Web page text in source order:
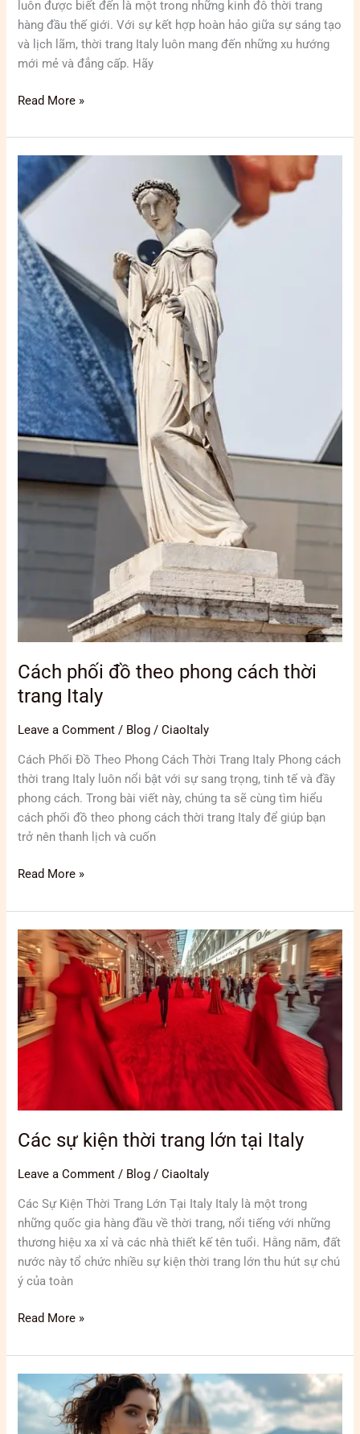
luôn được biết đến là một trong những kinh đô thời trang
hàng đầu thế giới. Với sự kết hợp hoàn hảo giữa sự sáng tạo
và lịch lãm, thời trang Italy luôn mang đến những xu hướng
mới mẻ và đẳng cấp. Hãy
Read More »
Cách phối đồ theo phong cách thời
trang Italy
Leave a Comment / Blog /CiaoItaly
Cách Phối Đồ Theo Phong Cách Thời Trang Italy Phong cách
thời trang Italy luôn nổi bật với sự sang trọng, tinh tế và đầy
phong cách. Trong bài viết này, chúng ta sẽ cùng tìm hiểu
cách phối đồ theo phong cách thời trang Italy để giúp bạn
trở nên thanh lịch và cuốn
Cách
đồ
theo
phong
cách
thời
trang
Italy
Read More »
Các sự kiện thời trang lớn tại Italy
Leave a Comment / Blog /CiaoItaly
Các Sự Kiện Thời Trang Lớn Tại Italy Italy là một trong
những quốc gia hàng đầu về thời trang, nổi tiếng với những
thương hiệu xa xỉ và các nhà thiết kế tên tuổi. Hằng năm, đất
nước này tổ chức nhiều sự kiện thời trang lớn thu hút sự chú
ý của toàn
Các
sự
kiện
thời
trang
lớn
tại
Italy
Read More »
Những
thương